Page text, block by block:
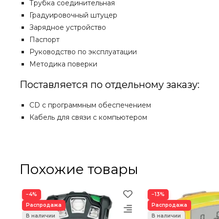
Трубка соединительная
Градуировочный штуцер
Зарядное устройство
Паспорт
Руководство по эксплуатации
Методика поверки
Поставляется по отдельному заказу:
CD с программным обеспечением
Кабель для связи с компьютером
Похожие товары
−4% −13%